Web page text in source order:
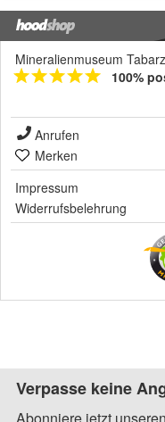
Mineralienmuseum Tabarz
100%
Anrufen
Merken
Impressum
Widerrufsbelehrung
Verpasse keine
Abonniere jetzt